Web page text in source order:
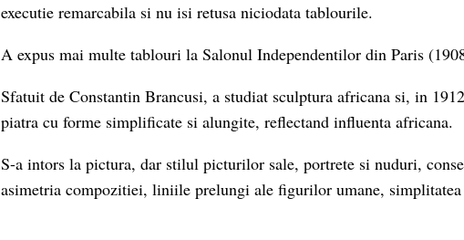
executie remarcabila si nu isi retusa niciodata tablourile.
A expus mai multe tablouri la Salonul Independentilor din Paris
Sfatuit de Constantin Brancusi, a studiat sculptura africana si, in
piatra cu forme simplificate si alungite, reflectand influenta africana.
S-a intors la pictura, dar stilul picturilor sale, portrete si nuduri,
asimetria compozitiei, liniile prelungi ale figurilor umane, simplitatea